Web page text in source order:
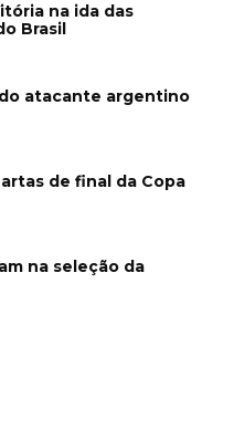
na ida das
Brasil
atacante argentino
de final da Copa
na seleção da